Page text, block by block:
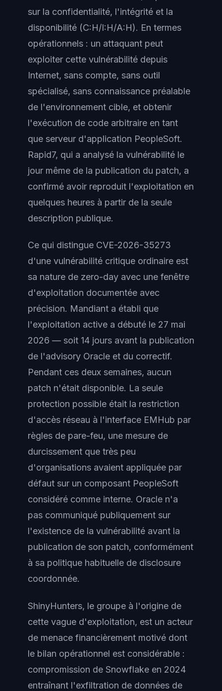
sur la confidentialité, l'intégrité et la
disponibilité (C:H/I:H/A:H). En termes
opérationnels : un attaquant peut
exploiter cette vulnérabilité depuis
Internet, sans compte, sans outil
spécialisé, sans connaissance préalable
de l'environnement cible, et obtenir
l'exécution de code arbitraire en tant
que serveur d'application PeopleSoft.
Rapid7, qui a analysé la vulnérabilité le
jour même de la publication du patch, a
confirmé avoir reproduit l'exploitation en
quelques heures à partir de la seule
description publique.
Ce qui distingue CVE-2026-35273
d'une vulnérabilité critique ordinaire est
sa nature de zero-day avec une fenêtre
d'exploitation documentée avec
précision. Mandiant a établi que
l'exploitation active a débuté le 27 mai
2026 — soit 14 jours avant la publication
de l'advisory Oracle et du correctif.
Pendant ces deux semaines, aucun
patch n'était disponible. La seule
protection possible était la restriction
d'accès réseau à l'interface EMHub par
règles de pare-feu, une mesure de
durcissement que très peu
d'organisations avaient appliquée par
défaut sur un composant PeopleSoft
considéré comme interne. Oracle n'a
pas communiqué publiquement sur
l'existence de la vulnérabilité avant la
publication de son patch, conformément
à sa politique habituelle de disclosure
coordonnée.
ShinyHunters, le groupe à l'origine de
cette vague d'exploitation, est un acteur
de menace financièrement motivé dont
le bilan opérationnel est considérable :
compromission de Snowflake en 2024
entraînant l'exfiltration de données de